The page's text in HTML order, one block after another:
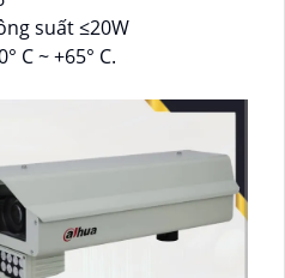
suất ≤20W
C ~ +65° C.